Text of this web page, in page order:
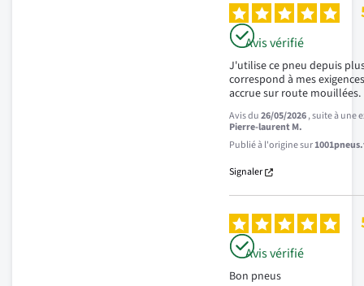
Avis vérifié
J'utilise ce pneu depuis
correspond à mes
accrue sur route mouillées.
Avis du26/05/2026, suite à une
Pierre-laurent M.
Publié à l'origine sur
Signaler
Avis vérifié
Bon pneus